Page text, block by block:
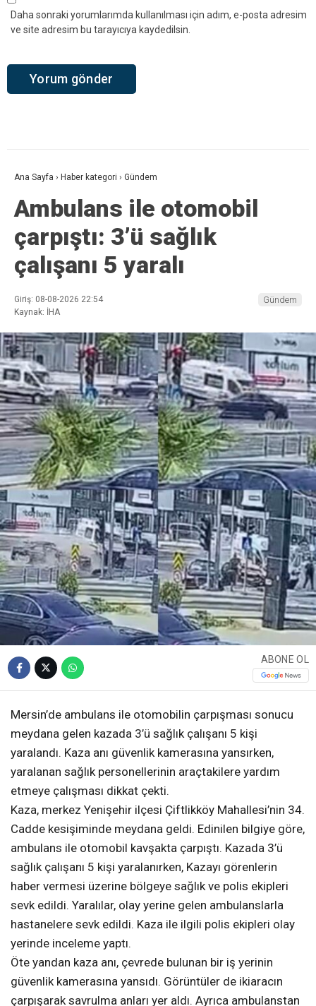
Daha sonraki yorumlarımda kullanılması için adım, e-posta adresim
ve site adresim bu tarayıcıya kaydedilsin.
Ana Sayfa › Haber kategori › Gündem
Ambulans ile otomobil
çarpıştı: 3’ü sağlık
çalışanı 5 yaralı
Giriş: 08-08-2026 22:54
Kaynak: İHA
Gündem
ABONE OL
Mersin’de ambulans ile otomobilin çarpışması sonucu
meydana gelen kazada 3’ü sağlık çalışanı 5 kişi
yaralandı. Kaza anı güvenlik kamerasına yansırken,
yaralanan sağlık personellerinin araçtakilere yardım
etmeye çalışması dikkat çekti.
Kaza, merkez Yenişehir ilçesi Çiftlikköy Mahallesi’nin 34.
Cadde kesişiminde meydana geldi. Edinilen bilgiye göre,
ambulans ile otomobil kavşakta çarpıştı. Kazada 3’ü
sağlık çalışanı 5 kişi yaralanırken, Kazayı görenlerin
haber vermesi üzerine bölgeye sağlık ve polis ekipleri
sevk edildi. Yaralılar, olay yerine gelen ambulanslarla
hastanelere sevk edildi. Kaza ile ilgili polis ekipleri olay
yerinde inceleme yaptı.
Öte yandan kaza anı, çevrede bulunan bir iş yerinin
güvenlik kamerasına yansıdı. Görüntüler de ikiaracın
çarpışarak savrulma anları yer aldı. Ayrıca ambulanstan